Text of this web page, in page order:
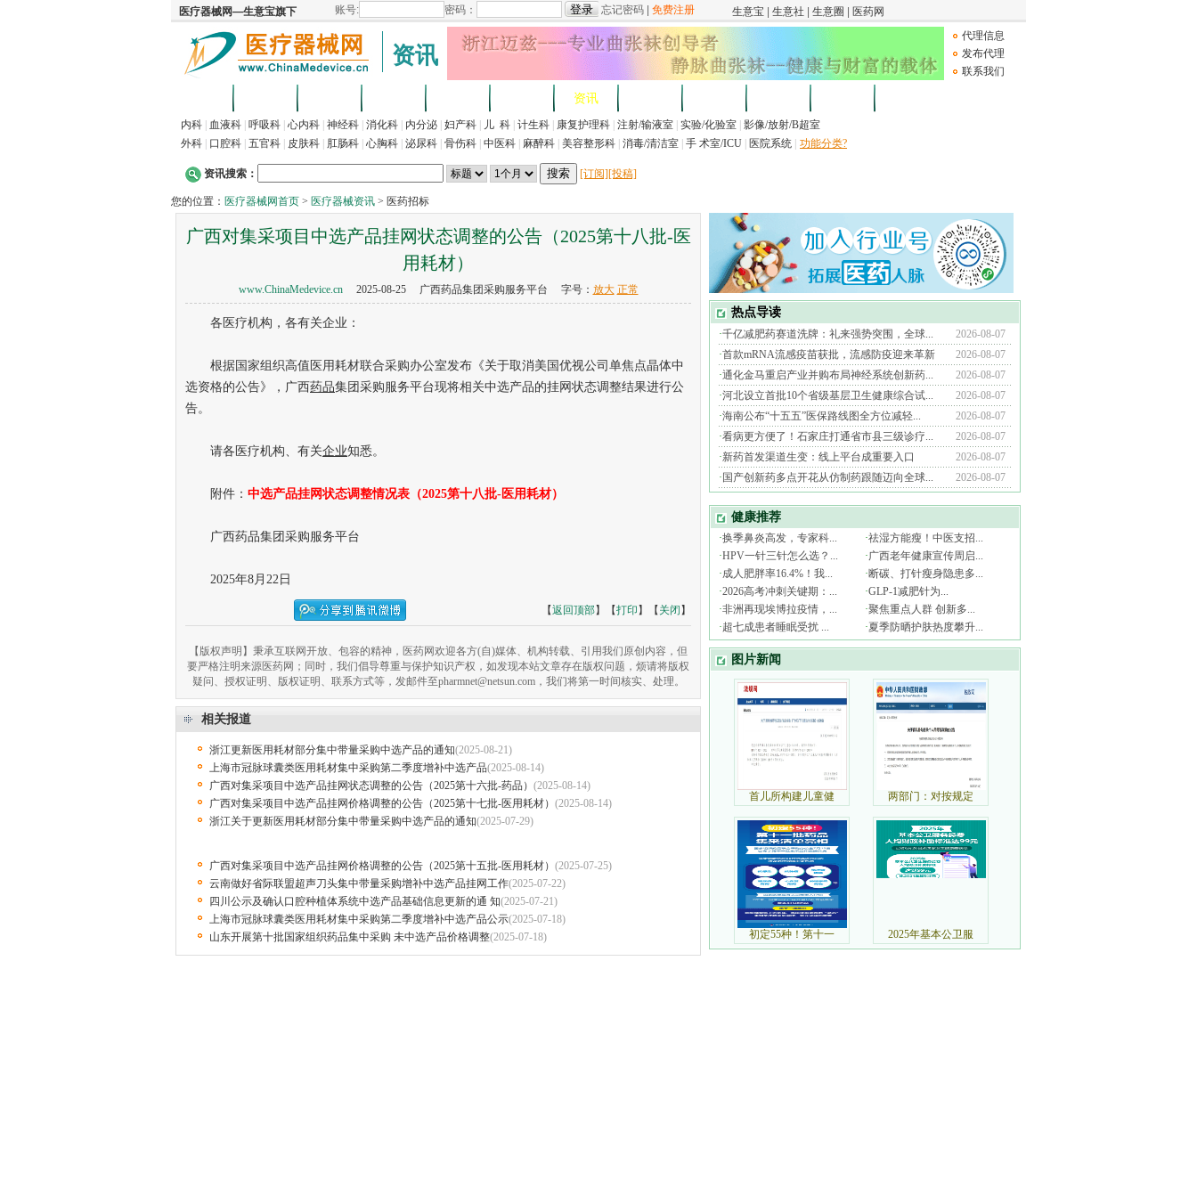
资讯
代理信息
发布代理
联系我们
资讯
内科 血液科 呼吸科 心内科 神经科 消化科 内分泌 妇产科 儿 科 计生科 康复护理科 注射/输液室 实验/化验室 影像/放射/B超室
外科
口腔科 五官科 皮肤科 肛肠科 心胸科 泌尿科 骨伤科 中医科 麻醉科 美容整形科 消毒/清洁室 手 术室/ICU 医院系统 功能分类?
资讯搜索： [订阅][投稿]
您的位置： 医疗器械网首页 > 医疗器械资讯 > 医药招标
广西对集采项目中选产品挂网状态调整的公告（2025第十八批-医
用耗材）
www.ChinaMedevice.cn2025-08-25 广西药品集团采购服务平台 字号： 放大 正常
各医疗机构，各有关企业：
根据国家组织高值医用耗材联合采购办公室发布《关于取消美国优视公司单焦点晶体中
选资格的公告》，广西药品集团采购服务平台现将相关中选产品的挂网状态调整结果进行公
告。
请各医疗机构、有关企业知悉。
附件： 中选产品挂网状态调整情况表（2025第十八批-医用耗材）
广西药品集团 采购服务平台
2025年8月22日
【返回顶部】【打印 】【 关闭 】
【版权声明】秉承互联网开放、包容的精神，医药网欢迎各方(自)媒体、机构转载、引用我们原创内容，但
要严格注明来源医药网；同时，我们倡导尊重与保护知识产权，如发现本站文章存在版权问题，烦请将版权
疑问、授权证明、版权证明、联系方式等，发邮件至pharmnet@netsun.com，我们将第一时间核实、处理。
相关报道
浙江更新医用耗材部分集中带量采购中选产品的通知(2025-08-21)
上海市冠脉球囊类医用耗材集中采购第二季度增补中选产品(2025-08-14)
广西对集采项目中选产品挂网状态调整的公告（2025第十六批-药品） (2025-08-14)
广西对集采项目中选产品挂网价格调整的公告（2025第十七批-医用耗材） (2025-08-14)
浙江关于更新医用耗材部分集中带量采购中选产品的通知(2025-07-29)
广西对集采项目中选产品挂网价格调整的公告（2025第十五批-医用耗材） (2025-07-25)
云南做好省际联盟超声刀头集中带量采购增补中选产品挂网工作(2025-07-22)
四川公示及确认口腔种植体系统中选产品基础信息更新的通 知(2025-07-21)
上海市冠脉球囊类医用耗材集中采购第二季度增补中选产品公示(2025-07-18)
山东开展第十批国家组织药品集中采购 未中选产品价格调整(2025-07-18)